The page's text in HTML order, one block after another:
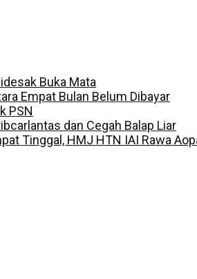
Buka Mata
Empat Bulan Belum Dibayar
PSN
dan Cegah Balap Liar
Tinggal, HMJ HTN IAI Rawa